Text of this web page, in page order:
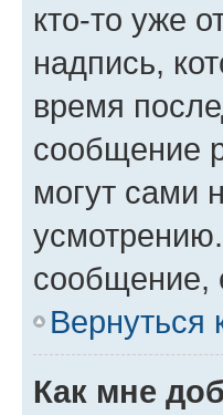
кто-то уже
надпись,
время
сообщение
могут сами
сообщение,
Вернуться
Как мне